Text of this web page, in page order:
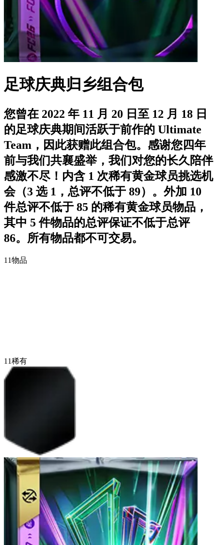
足球庆典归乡组合包
您曾在 2022 年 11 月 20 日至 12 月 18 日
的足球庆典期间活跃于前作的 Ultimate
Team，因此获赠此组合包。感谢您四年
前与我们共襄盛举，我们对您的长久陪伴
感激不尽！内含 1 次稀有黄金球员挑选机
会（3 选 1，总评不低于 89）。外加 10
件总评不低于 85 的稀有黄金球员物品，
其中 5 件物品的总评保证不低于总评
86。所有物品都不可交易。
11物品
11稀有